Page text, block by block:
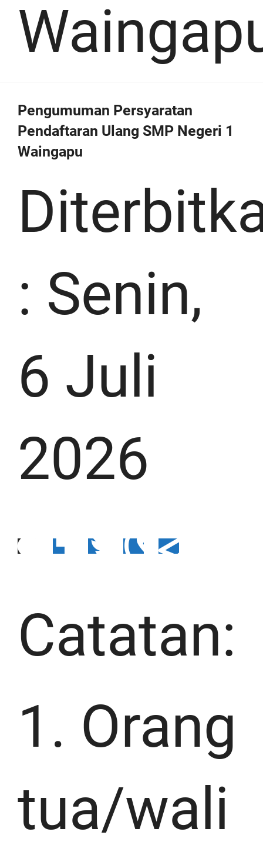
Pengumuman Persyaratan
Pendaftaran Ulang SMP Negeri 1
Waingapu
: Senin,
6 Juli
2026
Catatan:
1. Orang
tua/wali